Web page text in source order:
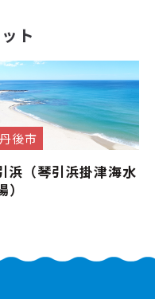
ト
後市
浜（琴引浜掛津海水